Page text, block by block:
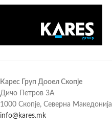
Карес Груп Дооел Скопје
Дичо Петров 3А
1000 Скопје, Северна Македонија
info@kares.mk